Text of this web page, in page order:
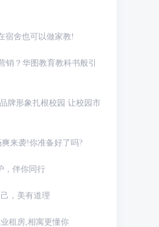
宿舍也可以做家教!
销？华图教育教科书般引
牌形象扎根校园 让校园市
来袭!你准备好了吗?
，伴你同行
，美有道理
租房,相寓更懂你